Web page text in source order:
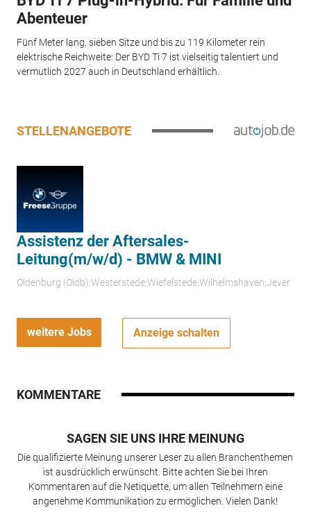
Abenteuer
Fünf Meter lang, sieben Sitze und bis zu 119 Kilometer rein
elektrische Reichweite: Der BYD Ti 7 ist vielseitig talentiert und
vermutlich 2027 auch in Deutschland erhältlich.
STELLENANGEBOTE
Assistenz der Aftersales-
Leitung(m/w/d) - BMW & MINI
Oldenburg (Oldb);Westerstede;Wiefelstede;Wilhelmshaven;Jever
weitere Jobs Anzeige schalten
KOMMENTARE
SAGEN SIE UNS IHRE MEINUNG
Die qualifizierte Meinung unserer Leser zu allen Branchenthemen
ist ausdrücklich erwünscht. Bitte achten Sie bei Ihren
Kommentaren auf die Netiquette, um allen Teilnehmern eine
angenehme Kommunikation zu ermöglichen. Vielen Dank!